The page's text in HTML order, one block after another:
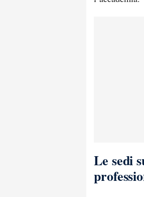
Le sedi